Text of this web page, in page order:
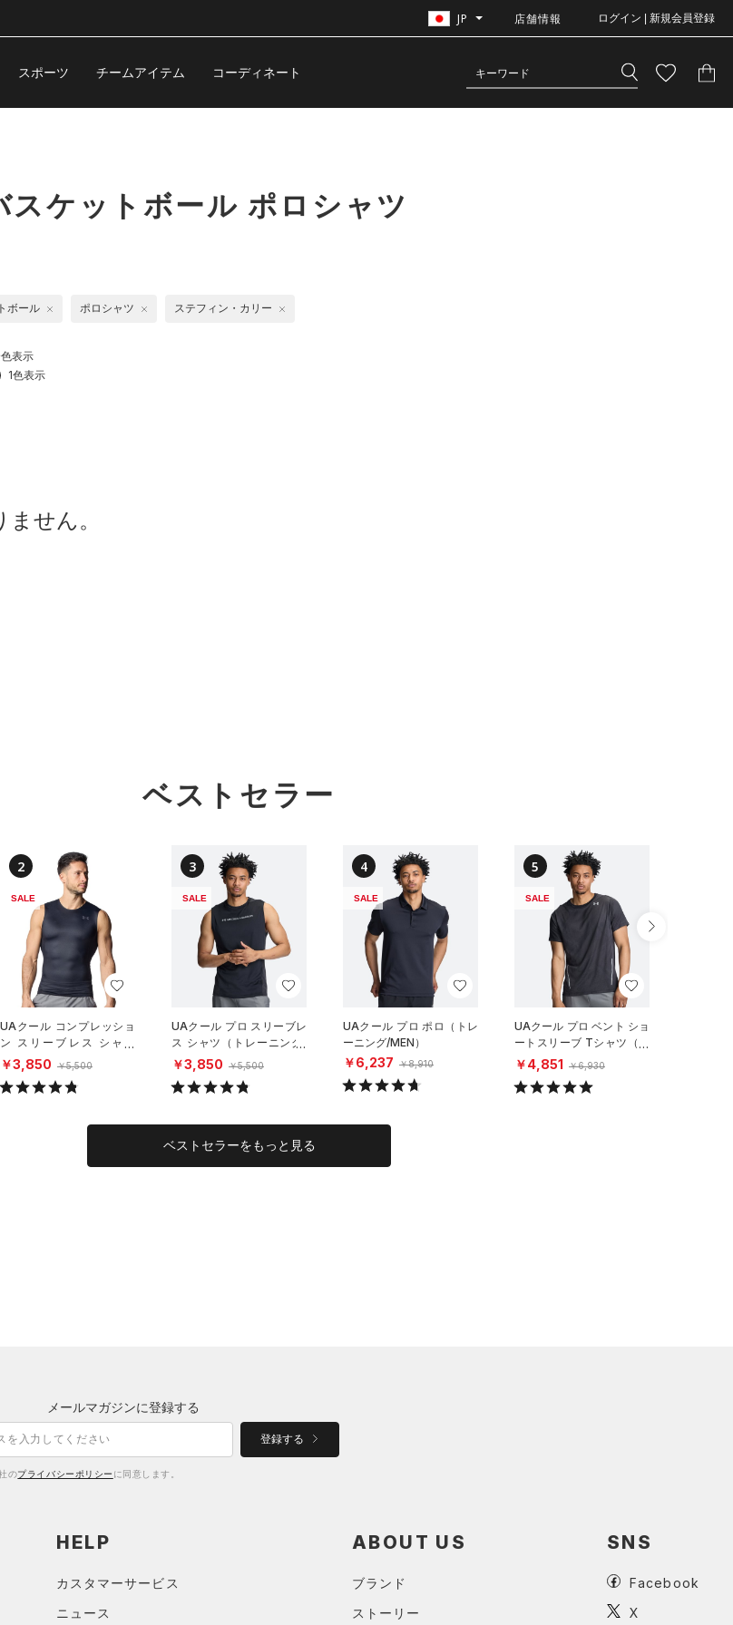
JP 店舗情報 ログイン | 新規会員登録
スポーツ チームアイテム コーディネート
ケットボール ポロシャツ
表示
1色表示
ボール ポロシャツ ステフィン・カリー
せん。
ベストセラー
2
SALE
UAクール コンプレッショ
ン スリーブレス シャツ
（トレーニング/MEN）
￥3,850 ￥5,500
3
SALE
UAクール プロ スリーブレ
ス シャツ（トレーニング/
MEN）
￥3,850 ￥5,500
4
SALE
UAクール プロ ポロ（トレ
ーニング/MEN）
￥6,237 ￥8,910
5
SALE
UAクール プロ ベント ショ
ートスリーブ Tシャツ（ト
レーニング/MEN）
￥4,851 ￥6,930
ベストセラーをもっと見る
メールマガジンに登録する
登録する
のプライバシーポリシー に同意します。
HELP
カスタマーサービス
ニュース
ABOUT US
ブランド
ストーリー
SNS
Facebook
X